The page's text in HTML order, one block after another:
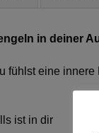
in deiner
fühlst eine innere
ist in dir